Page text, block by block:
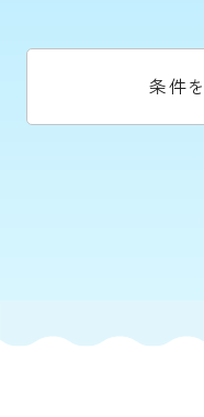
条件